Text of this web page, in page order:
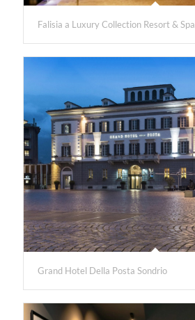
Falisia a Luxury Collection Resort & Spa
Grand Hotel Della Posta Sondrio